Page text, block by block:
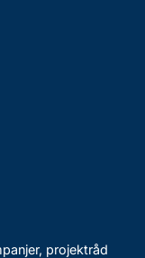
projektråd